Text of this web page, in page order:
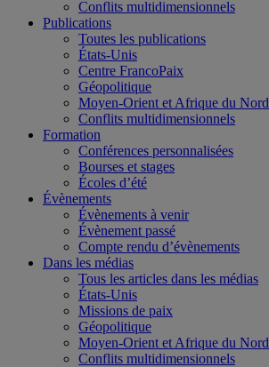
Conflits multidimensionnels
Publications
Toutes les publications
États-Unis
Centre FrancoPaix
Géopolitique
Moyen-Orient et Afrique du Nord
Conflits multidimensionnels
Formation
Conférences personnalisées
Bourses et stages
Écoles d’été
Évènements
Évènements à venir
Évènement passé
Compte rendu d’évènements
Dans les médias
Tous les articles dans les médias
États-Unis
Missions de paix
Géopolitique
Moyen-Orient et Afrique du Nord
Conflits multidimensionnels